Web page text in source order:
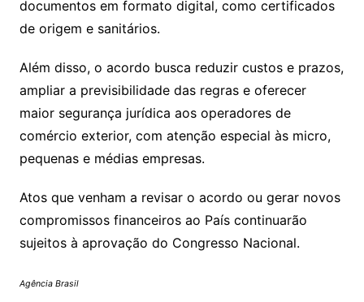
documentos em formato digital, como certificados
de origem e sanitários.
Além disso, o acordo busca reduzir custos e prazos,
ampliar a previsibilidade das regras e oferecer
maior segurança jurídica aos operadores de
comércio exterior, com atenção especial às micro,
pequenas e médias empresas.
Atos que venham a revisar o acordo ou gerar novos
compromissos financeiros ao País continuarão
sujeitos à aprovação do Congresso Nacional.
Agência Brasil